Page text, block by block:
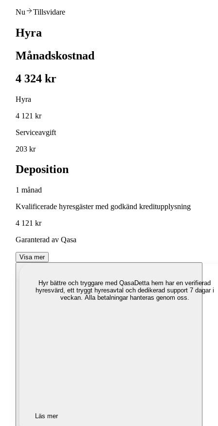
Nu Tillsvidare
Hyra
Månadskostnad
4 324 kr
Hyra
4 121 kr
Serviceavgift
203 kr
Deposition
1 månad
Kvalificerade hyresgäster med godkänd kreditupplysning
4 121 kr
Garanterad av Qasa
Visa mer
Hyr bättre och tryggare med QasaDetta hem har en verifierad
hyresvärd, ett tryggt hyresavtal och dedikerad support 7 dagar i
veckan. Alla betalningar hanteras genom oss.
Läs mer